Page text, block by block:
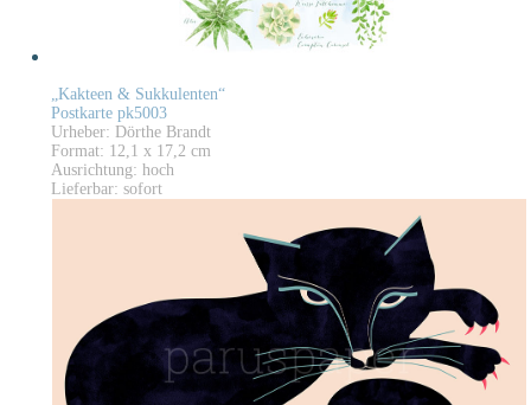
„Kakteen & Sukkulenten“
Postkarte pk5003
Urheber: Dörthe Brandt
Format: 12,1 x 17,2 cm
Ausrichtung: hoch
Lieferbar: sofort